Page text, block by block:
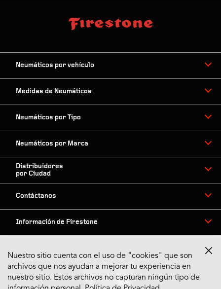
Neumáticos por vehículo
Medidas de Neumáticos
Neumáticos por Tipo
Neumáticos por Marca
Distribuidores
por Ciudad
Contáctanos
Información de Firestone
Síguenos en Redes
Nuestro sitio cuenta con el uso de "cookies" que son
archivos que nos ayudan a mejorar tu experiencia en
nuestro sitio. Estos archivos no capturan ningún tipo de